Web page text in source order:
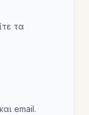
τα
email.